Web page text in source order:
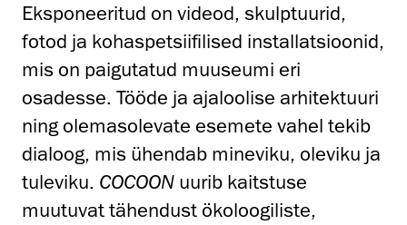
Eksponeeritud on videod, skulptuurid,
fotod ja kohaspetsiifilised installatsioonid,
mis on paigutatud muuseumi eri
osadesse. Tööde ja ajaloolise arhitektuuri
ning olemasolevate esemete vahel tekib
dialoog, mis ühendab mineviku, oleviku ja
tuleviku. COCOON uurib kaitstuse
muutuvat tähendust ökoloogiliste,